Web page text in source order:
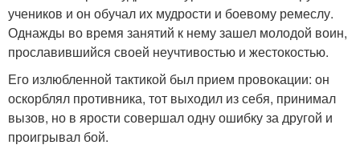
учеников и он обучал их мудрости и боевому ремеслу.
Однажды во время занятий к нему зашел молодой воин,
прославившийся своей неучтивостью и жестокостью.
Его излюбленной тактикой был прием провокации: он
оскорблял противника, тот выходил из себя, принимал
вызов, но в ярости совершал одну ошибку за другой и
проигрывал бой.